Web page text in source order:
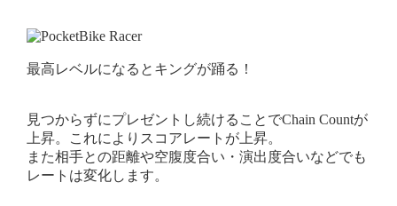
最高レベルになるとキングが踊る！
見つからずにプレゼントし続けることでChain Countが
上昇。これによりスコアレートが上昇。
また相手との距離や空腹度合い・演出度合いなどでも
レートは変化します。